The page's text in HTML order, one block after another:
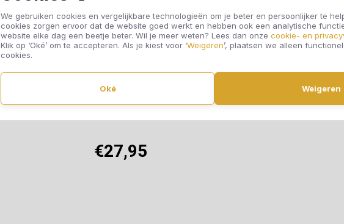
We gebruiken cookies en vergelijkbare technologieën om je beter en persoonlijker te
cookies zorgen ervoor dat de website goed werkt en hebben ook een analytische
website elke dag een beetje beter. Wil je meer weten? Lees dan onze cookie- en
Klik op ‘Oké’ om te accepteren. Als je kiest voor ‘Weigeren’, plaatsen we alleen
cookies.
Oké Weigeren
Ambiant Visgraat
3422
€27,95